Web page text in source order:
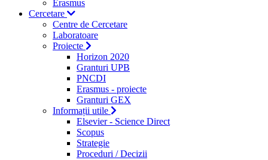
Erasmus
Cercetare
Centre de Cercetare
Laboratoare
Proiecte
Horizon 2020
Granturi UPB
PNCDI
Erasmus - proiecte
Granturi GEX
Informații utile
Elsevier - Science Direct
Scopus
Strategie
Proceduri / Decizii